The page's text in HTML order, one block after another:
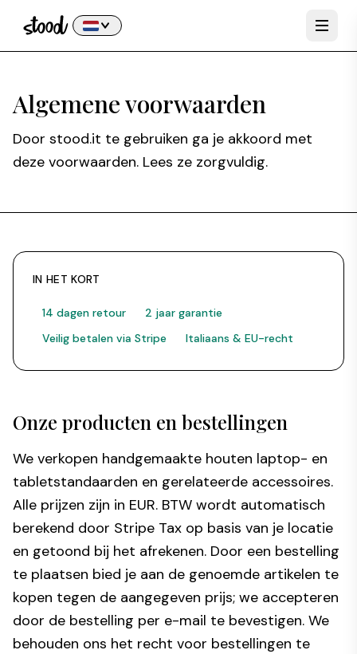
Algemene voorwaarden
Door stood.it te gebruiken ga je akkoord met
deze voorwaarden. Lees ze zorgvuldig.
IN HET KORT
14 dagen retour
2 jaar garantie
Veilig betalen via Stripe
Italiaans & EU-recht
Onze producten en bestellingen
We verkopen handgemaakte houten laptop- en
tabletstandaarden en gerelateerde accessoires.
Alle prijzen zijn in EUR. BTW wordt automatisch
berekend door Stripe Tax op basis van je locatie
en getoond bij het afrekenen. Door een bestelling
te plaatsen bied je aan de genoemde artikelen te
kopen tegen de aangegeven prijs; we accepteren
door de bestelling per e-mail te bevestigen. We
behouden ons het recht voor bestellingen te